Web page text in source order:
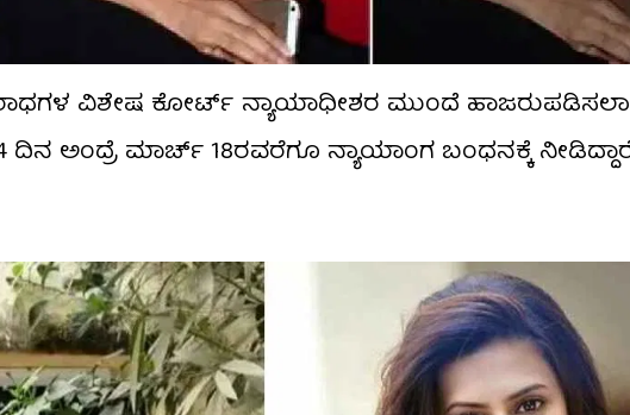
ವಿಶೇಷ ಕೋರ್ಟ್ ನ್ಯಾಯಾಧೀಶರ ಮುಂದೆ
ಅಂದ್ರೆ ಮಾರ್ಚ್‌ 18ರವರೆಗೂ ನ್ಯಾಯಾಂಗ ಬಂಧನಕ್ಕೆ